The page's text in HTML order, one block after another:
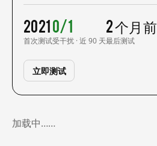
2021
首次测试
0/1
受干扰 · 近 90 天
2 个月前
最后测试
立即测试
加载中……